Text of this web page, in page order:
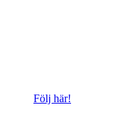
Följ här!